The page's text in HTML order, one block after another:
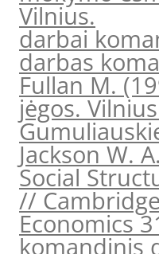
Vilnius.
darbai
darbas
Fullan M.
jėgos.
Jackson W.
Social
//
Economics
komandinis